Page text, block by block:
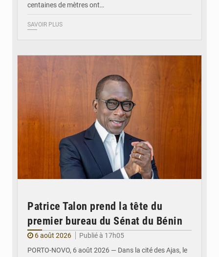
centaines de mètres ont…
SAVOIR PLUS
Patrice Talon prend la tête du
premier bureau du Sénat du Bénin
6 août 2026
Publié à 17h05
PORTO-NOVO, 6 août 2026 — Dans la cité des Ajas, le